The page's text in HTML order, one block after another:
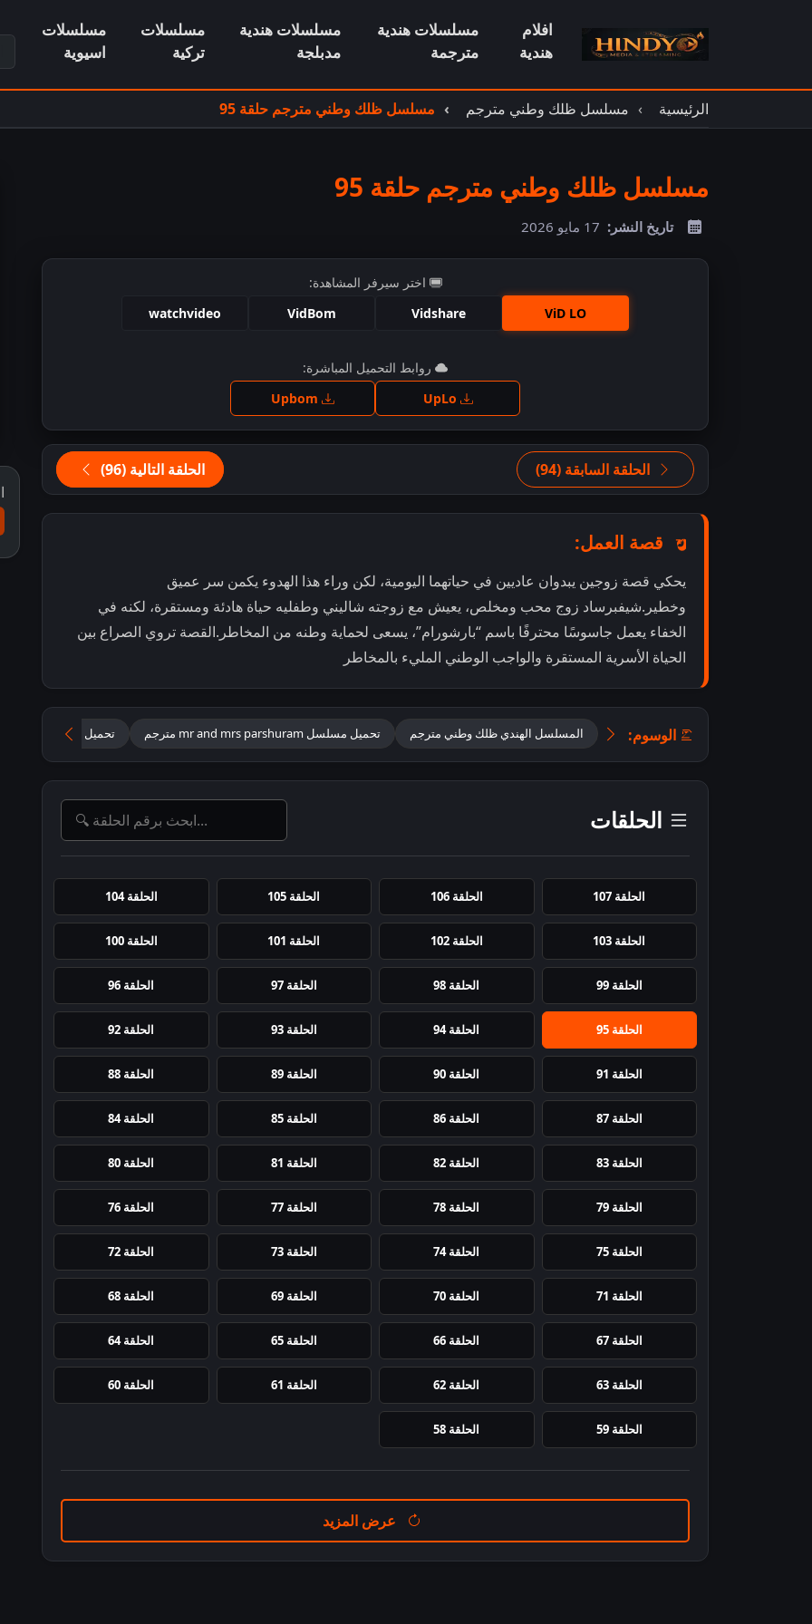
افلام
هندية
مسلسلات هندية
مترجمة
مسلسلات هندية
مدبلجة
مسلسلات
تركية
مسلسلات
اسيوية
الرئيسية مسلسل ظلك وطني مترجم مسلسل ظلك وطني مترجم حلقة 95
مسلسل ظلك وطني مترجم حلقة 95
تاريخ النشر: 17 مايو 2026
اختر سيرفر المشاهدة:
ViD LO
Vidshare
VidBom
watchvideo
اضغط للمشاهدة
روابط التحميل المباشرة:
الحلقة السابقة (94) الحلقة التالية (96)
قصة العمل:
يحكي قصة زوجين يبدوان عاديين في حياتهما اليومية، لكن وراء هذا الهدوء يكمن سر عميق
وخطير.شيفبرساد زوج محب ومخلص، يعيش مع زوجته شاليني وطفليه حياة هادئة ومستقرة، لكنه في
الخفاء يعمل جاسوسًا محترفًا باسم “بارشورام”، يسعى لحماية وطنه من المخاطر.القصة تروي الصراع بين
الحياة الأسرية المستقرة والواجب الوطني المليء بالمخاطر
الوسوم: المسلسل الهندي ظلك وطني مترجم تحميل مسلسل mr and mrs parshuram مترجم تحميل مسلسل ظلك
الحلقات
الحلقة 107 الحلقة 106 الحلقة 105 الحلقة 104
الحلقة 103 الحلقة 102 الحلقة 101 الحلقة 100
الحلقة 99 الحلقة 98 الحلقة 97 الحلقة 96
الحلقة 95 الحلقة 94 الحلقة 93 الحلقة 92
الحلقة 91 الحلقة 90 الحلقة 89 الحلقة 88
الحلقة 87 الحلقة 86 الحلقة 85 الحلقة 84
الحلقة 83 الحلقة 82 الحلقة 81 الحلقة 80
الحلقة 79 الحلقة 78 الحلقة 77 الحلقة 76
الحلقة 75 الحلقة 74 الحلقة 73 الحلقة 72
الحلقة 71 الحلقة 70 الحلقة 69 الحلقة 68
الحلقة 67 الحلقة 66 الحلقة 65 الحلقة 64
الحلقة 63 الحلقة 62 الحلقة 61 الحلقة 60
الحلقة 59 الحلقة 58
عرض المزيد